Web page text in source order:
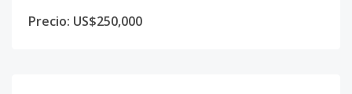
Precio: US$250,000